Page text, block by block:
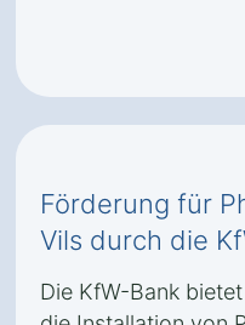
Förderung für
Vils durch die
Die KfW-Bank